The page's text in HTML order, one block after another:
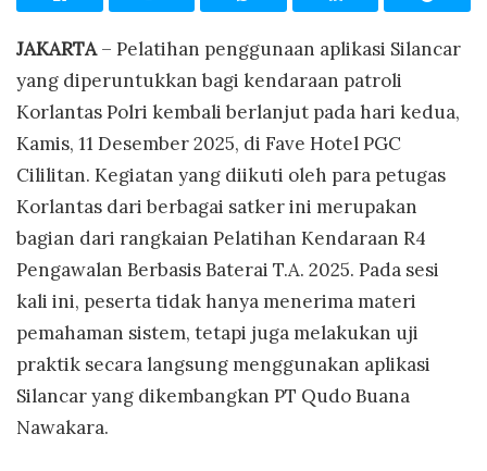
JAKARTA– Pelatihan penggunaan aplikasi Silancar
yang diperuntukkan bagi kendaraan patroli
Korlantas Polri kembali berlanjut pada hari kedua,
Kamis, 11 Desember 2025, di Fave Hotel PGC
Cililitan. Kegiatan yang diikuti oleh para petugas
Korlantas dari berbagai satker ini merupakan
bagian dari rangkaian Pelatihan Kendaraan R4
Pengawalan Berbasis Baterai T.A. 2025. Pada sesi
kali ini, peserta tidak hanya menerima materi
pemahaman sistem, tetapi juga melakukan uji
praktik secara langsung menggunakan aplikasi
Silancar yang dikembangkan PT Qudo Buana
Nawakara.